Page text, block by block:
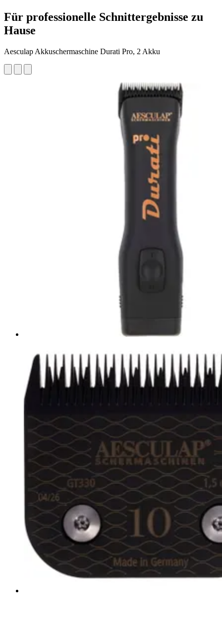
Für professionelle Schnittergebnisse zu
Hause
Aesculap Akkuschermaschine Durati Pro, 2 Akku